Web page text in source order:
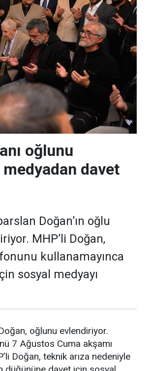
oğlunu
davet
Doğan’ın oğlu
MHP’li Doğan,
kullanamayınca
sosyal medyayı
oğlunu evlendiriyor.
7 Ağustos Cuma akşamı
Doğan, teknik arıza nedeniyle